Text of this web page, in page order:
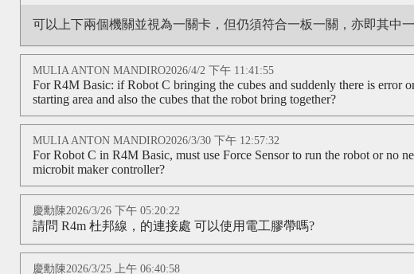
可以上下兩個機關並視為一關卡，但仍須符合一板一關，亦即其中
MULIA ANTON MANDIRO2026/4/2 下午 11:41:55
For R4M Basic: if Robot C bringing the cubes and suddenly there is error
starting area and also the cubes that the robot bring together?
MULIA ANTON MANDIRO2026/3/30 下午 12:57:32
For Robot C in R4M Basic, must use Force Sensor to run the robot or no
microbit maker controller?
慶勳陳2026/3/26 下午 05:20:22
請問 R4m 杜邦線，的連接處 可以使用電工膠帶嗎?
慶勳陳2026/3/25 上午 06:40:58